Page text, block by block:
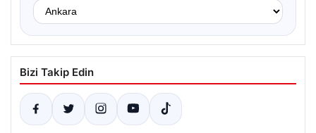
Bizi Takip Edin